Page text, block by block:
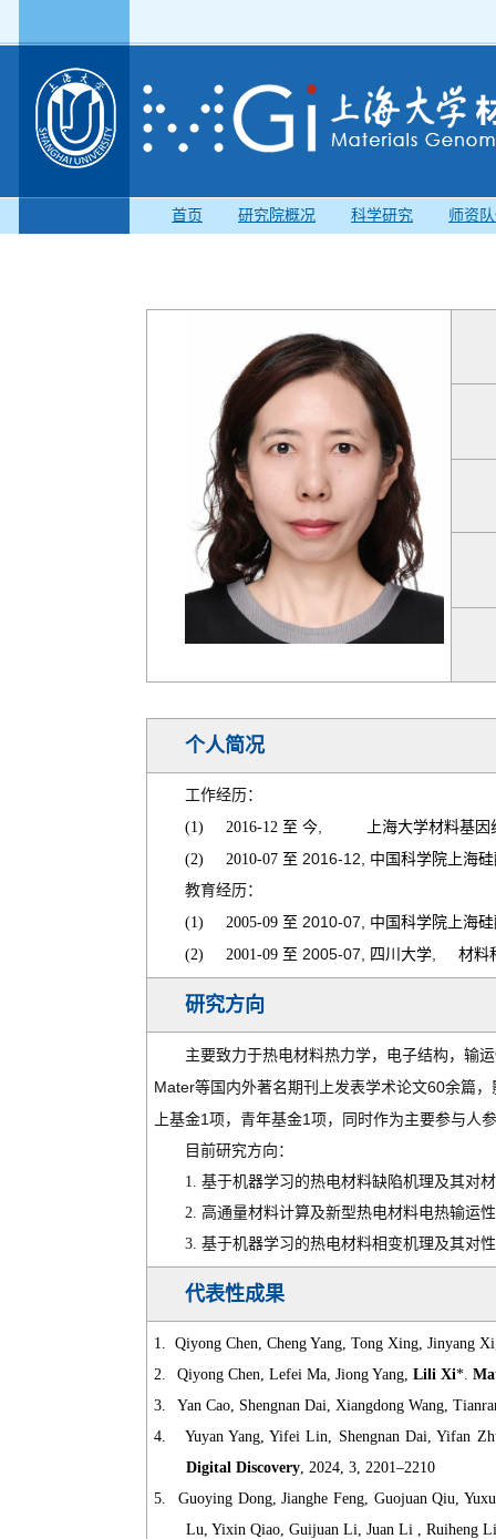
首页 研究院概况 科学研究 师资
个人简况
工作经历：
(1) 2016-12 至 今
上海大学材料基
(2) 2010-07 至 2016-12, 中国科学院上海
教育经历：
(1) 2005-09 至 2010-07, 中国科学院上海
(2) 2001-09 至 2005-07, 四川大学 ,材料
研究方向
主要致力于热电材料热力学，电子结构，输
Mater等国内外著名期刊上发表学术论文60余篇，
上基金1项，青年基金1项，同时作为主要参与人
目前研究方向：
1.基于机器学习的热电材料缺陷机理及其对
2. 高通量材料计算及新型热电材料电热输运
3.基于机器学习的热电材料相变机理及其对
代表性成果
1.
Qiyong Chen, Cheng Yang, Tong Xing, Jinyang
2.
Qiyong Chen, Lefei Ma, Jiong Yang,Lili Xi*.
3.
Yan Cao, Shengnan Dai, Xiangdong Wang,
4.
Yuyan Yang, Yifei Lin, Shengnan Dai, Yifan
Digital Discovery, 2024, 3, 2201–2210
5.
Guoying Dong, Jianghe Feng, Guojuan Qiu,
Lu, Yixin Qiao, Guijuan Li, Juan Li , Ruiheng